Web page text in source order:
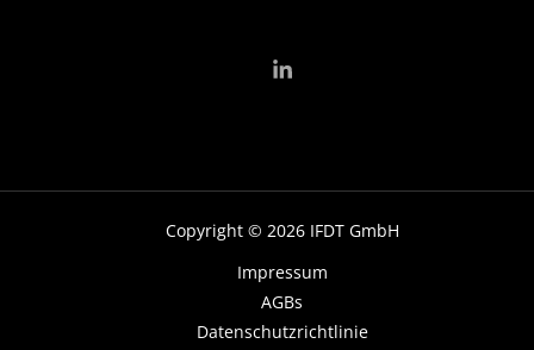
Copyright © 2026 IFDT GmbH
Impressum
AGBs
Datenschutzrichtlinie